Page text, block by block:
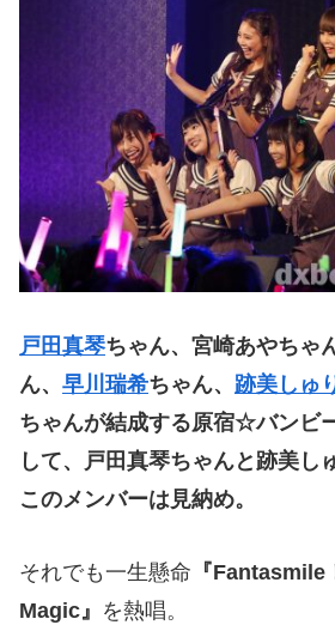
戸田真琴ちゃん、宮崎あやちゃ
ん、 早川瑞希ちゃん、 跡美しゅ
ちゃんが結成する原宿☆バンビ
して、戸田真琴ちゃんと跡美し
このメンバーは見納め。
それでも一生懸命 『Fantasmile
Magic 』 を熱唱。